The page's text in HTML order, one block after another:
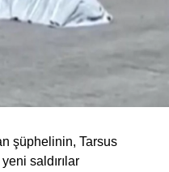
şüphelinin, Tarsus
saldırılar